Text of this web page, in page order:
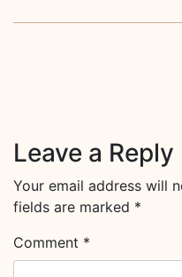
Leave a Reply
Your email address will
fields are marked *
Comment *